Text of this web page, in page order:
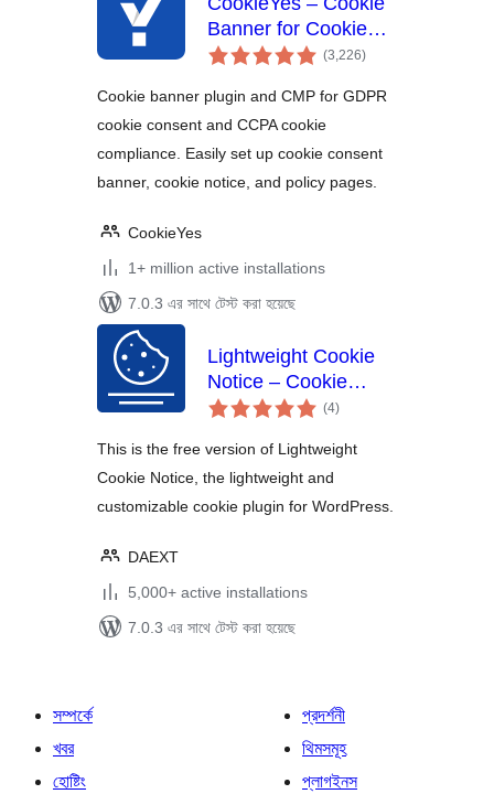
Banner for Cookie
Consent (Easy to
Compliant Cookie
Notice)
(3,226total
ratings
)
Cookie banner plugin and CMP for GDPR
cookie consent and CCPA cookie
compliance. Easily set up cookie consent
banner, cookie notice, and policy pages.
CookieYes
1+ million active installations
7.0.3 এর সাথে টেস্ট করা হয়েছে
Lightweight Cookie
Notice – Cookie
Banner for Cookie
(4total
ratings
)
This is the free version of Lightweight
Cookie Notice, the lightweight and
customizable cookie plugin for WordPress.
DAEXT
5,000+ active installations
7.0.3 এর সাথে টেস্ট করা হয়েছে
সম্পর্কে
খবর
হোষ্টিং
প্রদর্শনী
থিমসমূহ
প্লাগইনস